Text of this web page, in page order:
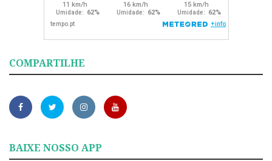
COMPARTILHE
BAIXE NOSSO APP